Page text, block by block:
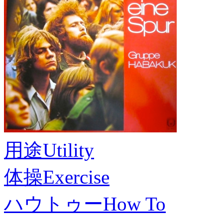
用途Utility
体操Exercise
ハウトゥーHow To